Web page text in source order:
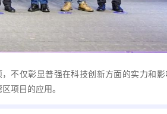
不仅彰显普强在科技创新方面的实力和影
项目的应用。